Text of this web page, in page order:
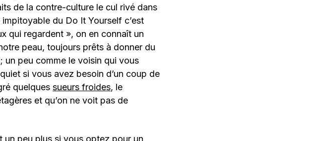
de la contre-culture le cul rivé dans
du Do It Yourself c’est
qui regardent », on en connaît un
peau, toujours prêts à donner du
peu comme le voisin qui vous
si vous avez besoin d’un coup de
quelques sueurs froides, le
et qu’on ne voit pas de
peu plus si vous optez pour un